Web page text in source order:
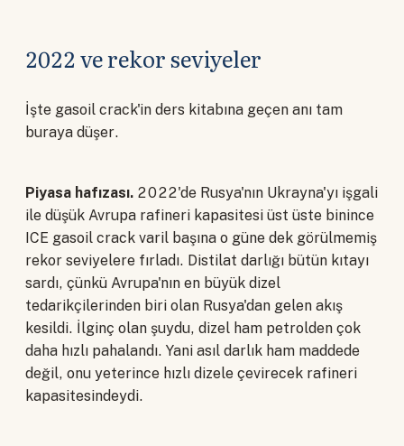
2022 ve rekor seviyeler
İşte gasoil crack'in ders kitabına geçen anı tam
buraya düşer.
Piyasa hafızası. 2022'de Rusya'nın Ukrayna'yı işgali
ile düşük Avrupa rafineri kapasitesi üst üste binince
ICE gasoil crack varil başına o güne dek görülmemiş
rekor seviyelere fırladı. Distilat darlığı bütün kıtayı
sardı, çünkü Avrupa'nın en büyük dizel
tedarikçilerinden biri olan Rusya'dan gelen akış
kesildi. İlginç olan şuydu, dizel ham petrolden çok
daha hızlı pahalandı. Yani asıl darlık ham maddede
değil, onu yeterince hızlı dizele çevirecek rafineri
kapasitesindeydi.